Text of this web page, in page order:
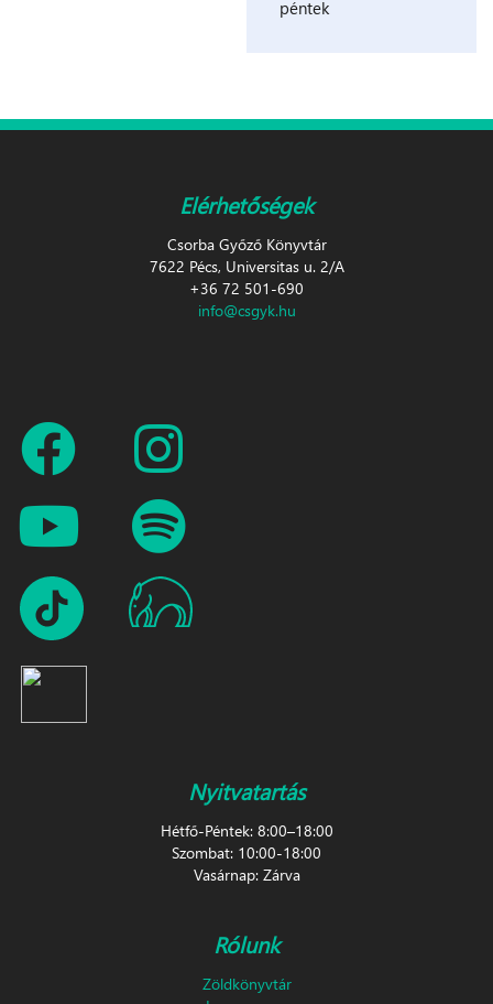
péntek
Elérhetőségek
Csorba Győző Könyvtár
7622 Pécs, Universitas u. 2/A
+36 72 501-690
info@csgyk.hu
Nyitvatartás
Hétfő-Péntek: 8:00–18:00
Szombat: 10:00-18:00
Vasárnap: Zárva
Rólunk
Zöldkönyvtár